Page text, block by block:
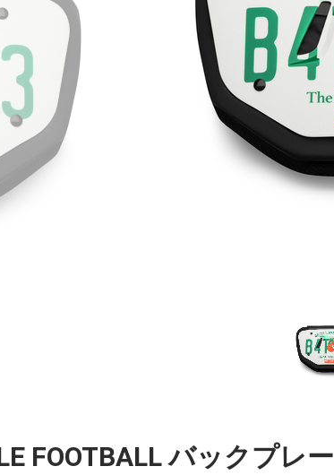
FOOTBALL バックプレー